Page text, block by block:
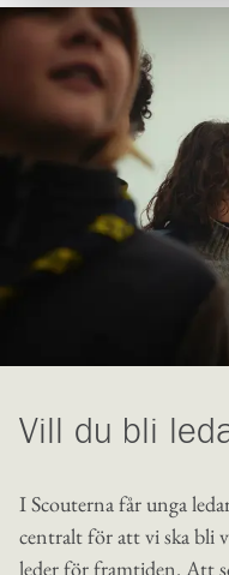
Vill du bli
I Scouterna får unga
centralt för att vi ska bli
leder för framtiden. Att